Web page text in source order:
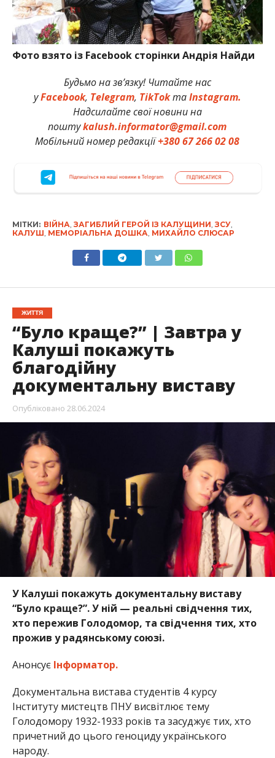
Фото взято із Facebook сторінки Андрія Найди
Будьмо на зв’язку! Читайте нас
уFacebook, Telegram, TikTokтаInstagram.
Надсилайте свої новини на
поштуkalush.informator@gmail.com
Мобільний номер редакції+380 67 266 02 08
МІТКИ: ВІЙНА ЗАГИБЛИЙ ГЕРОЙ ІЗ КАЛУЩИНИ ЗСУ,
КАЛУШ МЕМОРІАЛЬНА ДОШКА МИХАЙЛО СЛЮСАР
ЖИТТЯ
“Було краще?” | Завтра у
Калуші покажуть
благодійну
документальну виставу
Опубліковано 28.06.2024
У Калуші покажуть документальну виставу
“Було краще?”. У ній — реальні свідчення тих,
хто пережив Голодомор, та свідчення тих, хто
прожив у радянському союзі.
Анонсує Інформатор.
Документальна вистава студентів 4 курсу
Інституту мистецтв ПНУ висвітлює тему
Голодомору 1932-1933 років та засуджує тих, хто
причетний до цього геноциду українського
народу.